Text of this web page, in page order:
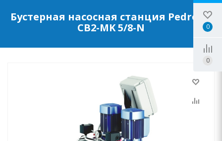
Бустерная насосная станция Pedrollo
CB2-MK 5/8-N
0
0